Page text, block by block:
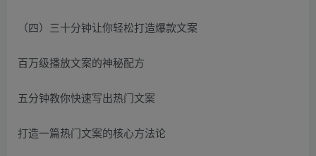
（四）三十分钟让你轻松打造爆款文案
百万级播放文案的神秘配方
五分钟教你快速写出热门文案
打造一篇热门文案的核心方法论